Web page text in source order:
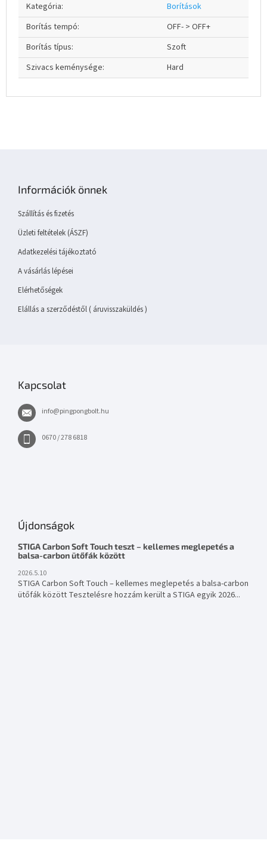
Kategória:
Borítások
Borítás tempó:
OFF- > OFF+
Borítás típus:
Szoft
Szivacs keménysége: Hard
Információk önnek
Szállítás és fizetés
Üzleti feltételek (ÁSZF)
Adatkezelési tájékoztató
A vásárlás lépései
Elérhetőségek
Elállás a szerződéstől ( áruvisszaküldés )
Kapcsolat
info@pingpongbolt.hu
0670 / 278 6818
Újdonságok
STIGA Carbon Soft Touch teszt – kellemes meglepetés a
balsa-carbon ütőfák között
2026.5.10
STIGA Carbon Soft Touch – kellemes meglepetés a balsa-carbon
ütőfák között Tesztelésre hozzám került a STIGA egyik 2026...